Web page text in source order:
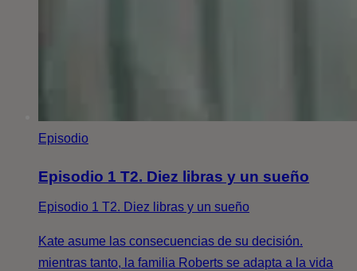
Episodio
Episodio 1 T2. Diez libras y un sueño
Episodio 1 T2. Diez libras y un sueño
Kate asume las consecuencias de su decisión.
mientras tanto, la familia Roberts se adapta a la vida